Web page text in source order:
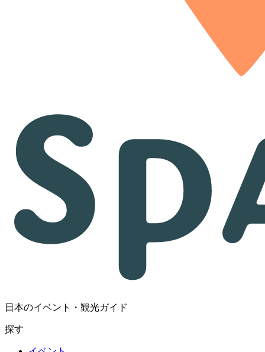
日本のイベント・観光ガイド
探す